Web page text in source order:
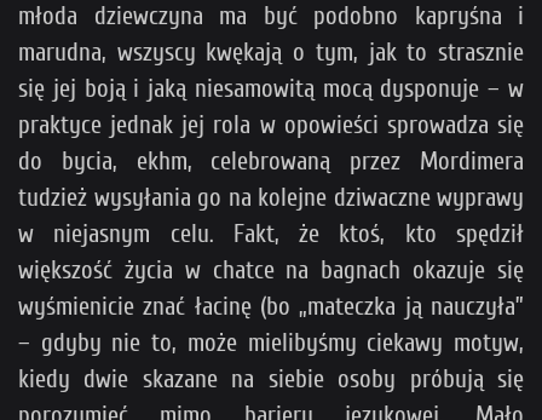
młoda dziewczyna ma być podobno kapryśna i
marudna, wszyscy kwękają o tym, jak to strasznie
się jej boją i jaką niesamowitą mocą dysponuje – w
praktyce jednak jej rola w opowieści sprowadza się
do bycia, ekhm, celebrowaną przez Mordimera
tudzież wysyłania go na kolejne dziwaczne wyprawy
w niejasnym celu. Fakt, że ktoś, kto spędził
większość życia w chatce na bagnach okazuje się
wyśmienicie znać łacinę (bo „mateczka ją nauczyła”
– gdyby nie to, może mielibyśmy ciekawy motyw,
kiedy dwie skazane na siebie osoby próbują się